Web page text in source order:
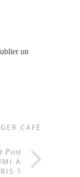
un
CAFÉ
Post
À
?